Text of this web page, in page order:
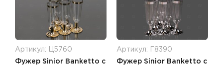
Артикул: Ц5760
Фужер Sinior Banketto с
Артикул: Г8390
Фужер Sinior Banketto с